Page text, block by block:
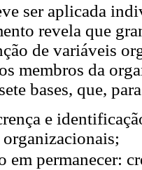
ser aplicada
revela que
de variáveis
membros da
bases, que,
e
em permanecer: